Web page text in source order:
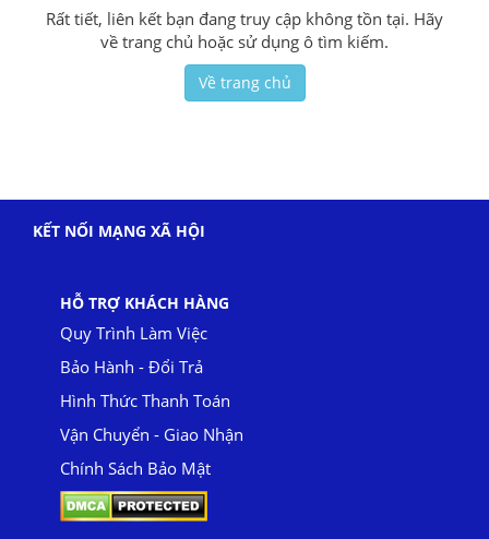
Rất tiết, liên kết bạn đang truy cập không tồn tại. Hãy
về trang chủ hoặc sử dụng ô tìm kiếm.
Về trang chủ
KẾT NỐI MẠNG XÃ HỘI
HỖ TRỢ KHÁCH HÀNG
Quy Trình Làm Việc
Bảo Hành - Đổi Trả
Hình Thức Thanh Toán
Vận Chuyển - Giao Nhận
Chính Sách Bảo Mật